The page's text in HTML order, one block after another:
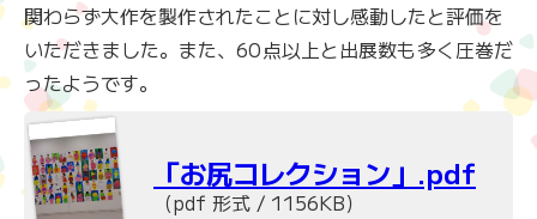
関わらず大作を製作されたことに対し感動したと評価を
いただきました。また、60点以上と出展数も多く圧巻だ
ったようです。
「お尻コレクション」.pdf
（pdf 形式 / 1156KB）